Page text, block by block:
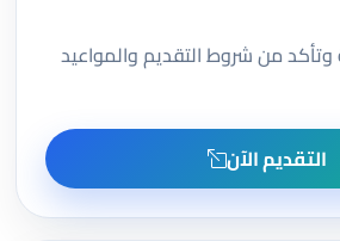
وتأكد من شروط التقديم والمواعيد
التقديم الآن